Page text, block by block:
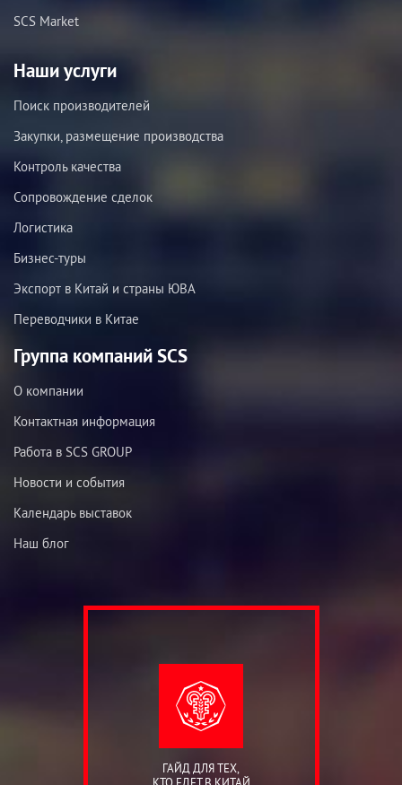
SCS Market
Наши услуги
Поиск производителей
Закупки, размещение производства
Контроль качества
Сопровождение сделок
Логистика
Бизнес-туры
Экспорт в Китай и страны ЮВА
Переводчики в Китае
Группа компаний SCS
О компании
Контактная информация
Работа в SCS GROUP
Новости и события
Календарь выставок
Наш блог
ГАЙД ДЛЯ ТЕХ,